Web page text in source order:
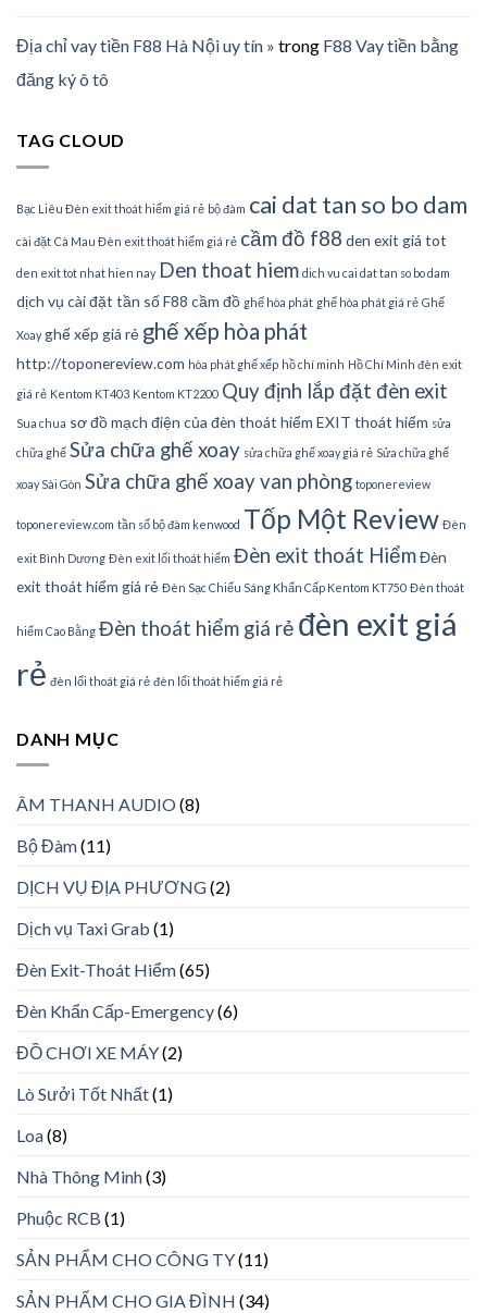
Địa chỉ vay tiền F88 Hà Nội uy tín » trong F88 Vay tiền bằng
đăng ký ô tô
TAG CLOUD
Bạc Liêu Đèn exit thoát hiểm giá rẻ bộ đàm cai dat tan so bo dam
cài đặt Cà Mau Đèn exit thoát hiểm giá rẻ cầm đồ f88 den exit giá tot
den exit tot nhat hien nay Den thoat hiem dich vu cai dat tan so bo dam
dịch vụ cài đặt tần sốF88 cầm đồ ghế hòa phát ghế hòa phát giá rẻ Ghế
Xoay ghế xếp giá rẻ ghế xếp hòa phát
http://toponereview.com hòa phát ghế xếp hồ chí minh Hồ Chí Minh đèn exit
giá rẻ Kentom KT403 Kentom KT2200 Quy định lắp đặt đèn exit
Sua chua sơ đồ mạch điện của đèn thoát hiểm EXIT thoát hiểm sửa
chữa ghế Sửa chữa ghế xoay sửa chữa ghế xoay giá rẻ Sửa chữa ghế
xoay Sài Gòn Sửa chữa ghế xoay van phòng toponereview
toponereview.com tần số bộ đàm kenwood Tốp Một Review Đèn
exit Bình Dương Đèn exit lối thoát hiểm Đèn exit thoát HiểmĐèn
exit thoát hiểm giá rẻ Đèn Sạc Chiếu Sáng Khẩn Cấp Kentom KT750 Đèn thoát
hiểm Cao Bằng Đèn thoát hiểm giá rẻ đèn exit giá
rẻ đèn lối thoát giá rẻ đèn lối thoát hiểm giá rẻ
DANH MỤC
ÂM THANH AUDIO(8)
Bộ Đàm(11)
DỊCH VỤ ĐỊA PHƯƠNG(2)
Dịch vụ Taxi Grab (1)
Đèn Exit-Thoát Hiểm(65)
Đèn Khẩn Cấp-Emergency(6)
ĐỒ CHƠI XE MÁY(2)
Lò Sưởi Tốt Nhất(1)
Loa(8)
Nhà Thông Minh(3)
Phuộc RCB (1)
SẢN PHẨM CHO CÔNG TY(11)
SẢN PHẨM CHO GIA ĐÌNH (34)